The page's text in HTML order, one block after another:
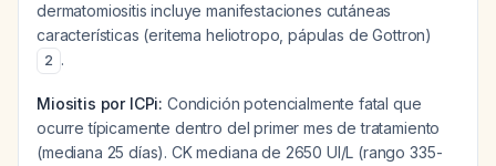
dermatomiositis incluye manifestaciones cutáneas
características (eritema heliotropo, pápulas de Gottron)
2 .
Miositis por ICPi: Condición potencialmente fatal que
ocurre típicamente dentro del primer mes de tratamiento
(mediana 25 días). CK mediana de 2650 UI/L (rango 335-